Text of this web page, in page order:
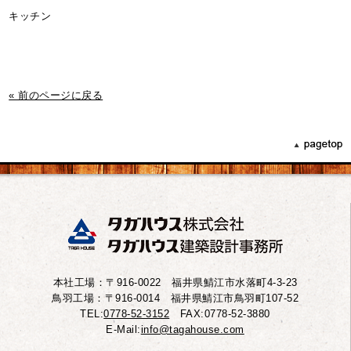
キッチン
« 前のページに戻る
本社工場：〒916-0022 福井県鯖江市水落町4-3-23
鳥羽工場：〒916-0014 福井県鯖江市鳥羽町107-52
TEL:0778-52-3152 FAX:0778-52-3880
E-Mail:info@tagahouse.com